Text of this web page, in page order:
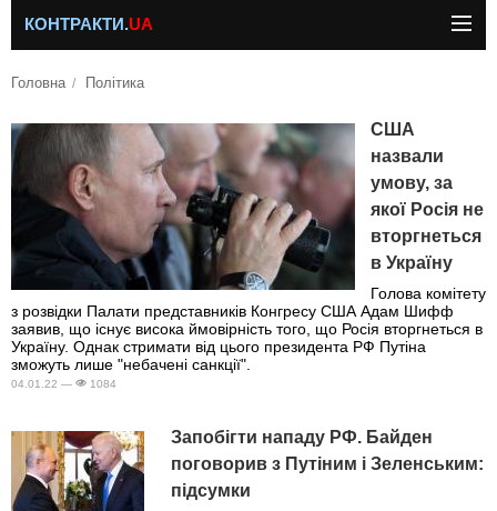
КОНТРАКТИ.UA
Головна Політика
США
назвали
умову, за
якої Росія не
вторгнеться
в Україну
Голова комітету
з розвідки Палати представників Конгресу США Адам Шифф
заявив, що існує висока ймовірність того, що Росія вторгнеться в
Україну. Однак стримати від цього президента РФ Путіна
зможуть лише "небачені санкції".
04.01.22 — 1084
Запобігти нападу РФ. Байден
поговорив з Путіним і Зеленським:
підсумки